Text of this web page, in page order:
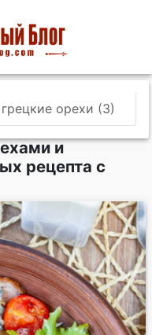
орехи (3)
и
рецепта с